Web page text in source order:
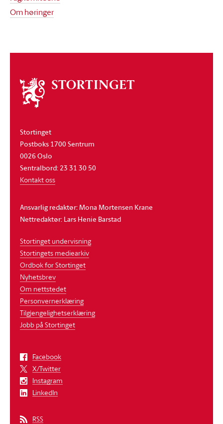
Om høringer
Om
stortinget
Stortinget
Postboks 1700 Sentrum
0026 Oslo
Sentralbord: 23 31 30 50
Kontakt oss
Ansvarlig redaktør: Mona Mortensen Krane
Nettredaktør: Lars Henie Barstad
Stortinget undervisning
Stortingets mediearkiv
Ordbok for Stortinget
Nyhetsbrev
Om nettstedet
Personvernerklæring
Tilgjengelighetserklæring
Jobb på Stortinget
Facebook
X/Twitter
Instagram
LinkedIn
RSS